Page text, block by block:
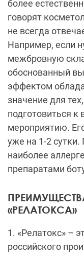
более
говорят
не всегда
Например, если
межбровную
обоснованный
эффектом
значение для
подготовиться
мероприятию.
уже на 1-2 сутки.
наиболее
препаратами
«РЕЛАТОКСА»
1. «Релатокс» –
российского